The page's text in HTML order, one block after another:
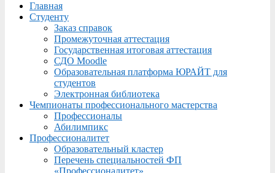
Menu
Главная
Студенту
Заказ справок
Промежуточная аттестация
Государственная итоговая аттестация
СДО Moodle
Образовательная платформа ЮРАЙТ для
студентов
Электронная библиотека
Чемпионаты профессионального мастерства
Профессионалы
Абилимпикс
Профессионалитет
Образовательный кластер
Перечень специальностей ФП
«Профессионалитет»